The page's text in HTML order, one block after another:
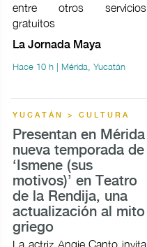
entre otros servicios
gratuitos
La Jornada Maya
Hace 10 h | Mérida, Yucatán
YUCATÁN > CULTURA
Presentan en Mérida
nueva temporada de
‘Ismene (sus
motivos)’ en Teatro
de la Rendija, una
actualización al mito
griego
La actriz Angie Canto invita